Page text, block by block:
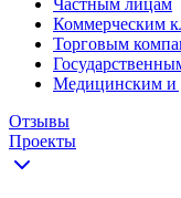
Частным лицам
Коммерческим
Торговым
Медицинским и
Отзывы
Проекты